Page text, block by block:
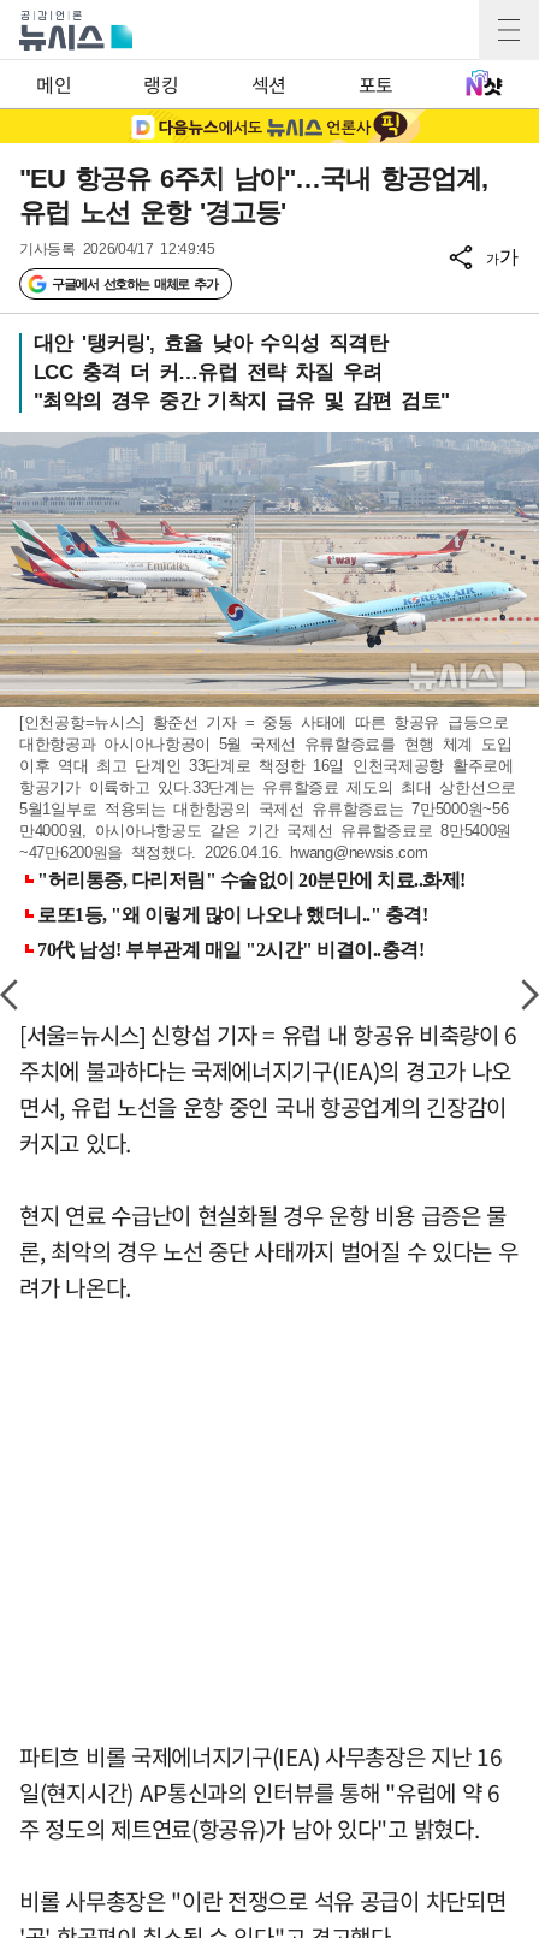
메인 랭킹 섹션 포토
"EU 항공유 6주치 남아"…국내 항공업계,
유럽 노선 운항 '경고등'
기사등록 2026/04/17 12:49:45
구글에서 선호하는 매체로 추가
가가
대안 '탱커링', 효율 낮아 수익성 직격탄
LCC 충격 더 커…유럽 전략 차질 우려
"최악의 경우 중간 기착지 급유 및 감편 검토"
[인천공항=뉴시스] 황준선 기자 = 중동 사태에 따른 항공유 급등으로
대한항공과 아시아나항공이 5월 국제선 유류할증료를 현행 체계 도입
이후 역대 최고 단계인 33단계로 책정한 16일 인천국제공항 활주로에
항공기가 이륙하고 있다.33단계는 유류할증료 제도의 최대 상한선으로
5월1일부로 적용되는 대한항공의 국제선 유류할증료는 7만5000원~56
만4000원, 아시아나항공도 같은 기간 국제선 유류할증료로 8만5400원
~47만6200원을 책정했다. 2026.04.16.
hwang@newsis.com
[서울=뉴시스] 신항섭 기자 = 유럽 내 항공유 비축량이 6
주치에 불과하다는 국제에너지기구(IEA)의 경고가 나오
면서, 유럽 노선을 운항 중인 국내 항공업계의 긴장감이
커지고 있다.
현지 연료 수급난이 현실화될 경우 운항 비용 급증은 물
론, 최악의 경우 노선 중단 사태까지 벌어질 수 있다는 우
려가 나온다.
파티흐 비롤 국제에너지기구(IEA) 사무총장은 지난 16
일(현지시간) AP통신과의 인터뷰를 통해 "유럽에 약 6
주 정도의 제트연료(항공유)가 남아 있다"고 밝혔다.
비롤 사무총장은 "이란 전쟁으로 석유 공급이 차단되면